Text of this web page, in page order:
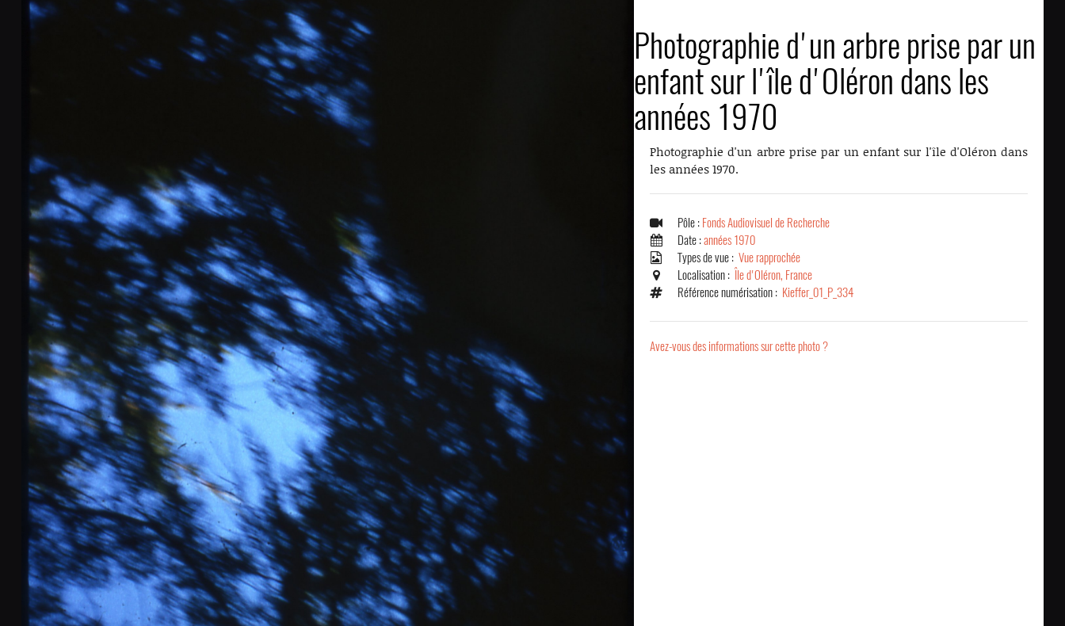
Photographie d'un arbre prise par un
enfant sur l'île d'Oléron dans les
années 1970
Photographie d'un arbre prise par un enfant sur l'île d'Oléron dans
les années 1970.
Pôle : Fonds Audiovisuel de Recherche
Date :années 1970
Types de vue : Vue rapprochée
Localisation : Île d'Oléron, France
Référence numérisation : Kieffer_01_P_334
Avez-vous des informations sur cette photo ?